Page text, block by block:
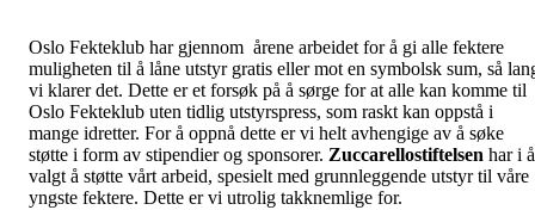
Oslo Fekteklub har gjennom årene arbeidet for å gi alle fektere
muligheten til å låne utstyr gratis eller mot en symbolsk sum, så
vi klarer det. Dette er et forsøk på å sørge for at alle kan komme til
Oslo Fekteklub uten tidlig utstyrspress, som raskt kan oppstå i
mange idretter. For å oppnå dette er vi helt avhengige av å søke
støtte i form av stipendier og sponsorer. Zuccarellostiftelsen har i
valgt å støtte vårt arbeid, spesielt med grunnleggende utstyr til våre
yngste fektere. Dette er vi utrolig takknemlige for.